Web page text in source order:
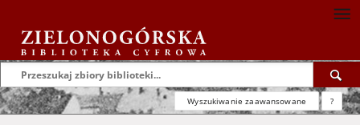
Wyszukiwanie zaawansowane ?